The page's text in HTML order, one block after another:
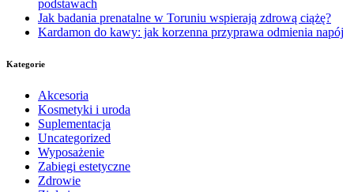
podstawach
Jak badania prenatalne w Toruniu wspierają zdrową ciążę?
Kardamon do kawy: jak korzenna przyprawa odmienia napój
Kategorie
Akcesoria
Kosmetyki i uroda
Suplementacja
Uncategorized
Wyposażenie
Zabiegi estetyczne
Zdrowie